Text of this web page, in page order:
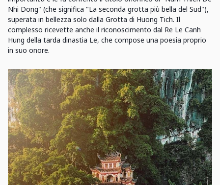
Nhi Dong" (che significa "La seconda grotta più bella del Sud"),
superata in bellezza solo dalla Grotta di Huong Tich. Il
complesso ricevette anche il riconoscimento dal Re Le Canh
Hung della tarda dinastia Le, che compose una poesia proprio
in suo onore.